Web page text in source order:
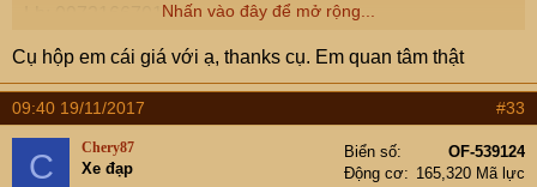
Lh: 0972166701.Nhấn vào đây để mở rộng...
Cụ hộp em cái giá với ạ, thanks cụ. Em quan tâm thật
09:40 19/11/2017 #33
C Chery87
Xe đạp
Biển số
OF-539124
Động cơ
165,320 Mã lực